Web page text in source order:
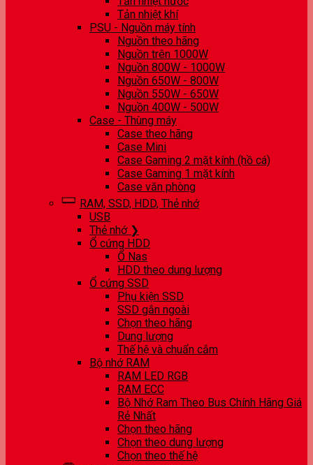
Tản nhiệt khí
PSU - Nguồn máy tính
Nguồn theo hãng
Nguồn trên 1000W
Nguồn 800W - 1000W
Nguồn 650W - 800W
Nguồn 550W - 650W
Nguồn 400W - 500W
Case - Thùng máy
Case theo hãng
Case Mini
Case Gaming 2 mặt kính (hồ cá)
Case Gaming 1 mặt kính
Case văn phòng
RAM, SSD, HDD, Thẻ nhớ
USB
Thẻ nhớ ❯
Ổ cứng HDD
Ổ Nas
HDD theo dung lượng
Ổ cứng SSD
Phụ kiện SSD
SSD gắn ngoài
Chọn theo hãng
Dung lượng
Thế hệ và chuẩn cắm
Bộ nhớ RAM
RAM LED RGB
RAM ECC
Bộ Nhớ Ram Theo Bus Chính Hãng Giá
Rẻ Nhất
Chọn theo hãng
Chọn theo dung lượng
Chọn theo thế hệ